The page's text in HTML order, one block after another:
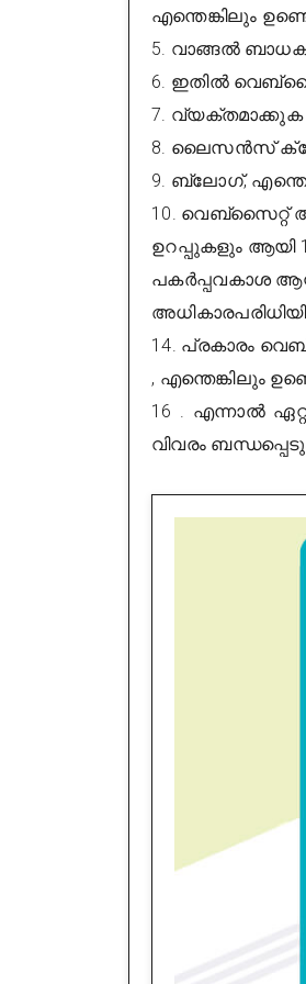
എന്തെങ്കിലും
5. വാങ്ങൽ
6. ഇതിൽ
7.
8. ലൈസൻസ്
9. ബ്ലോഗ്,
10. വെബ്സൈറ്റ്
ഉറപ്പുകളും ആയി
പകർപ്പവകാശ
14. പ്രകാരം
, എന്തെങ്കിലും
16 . എന്നാൽ
വിവരം